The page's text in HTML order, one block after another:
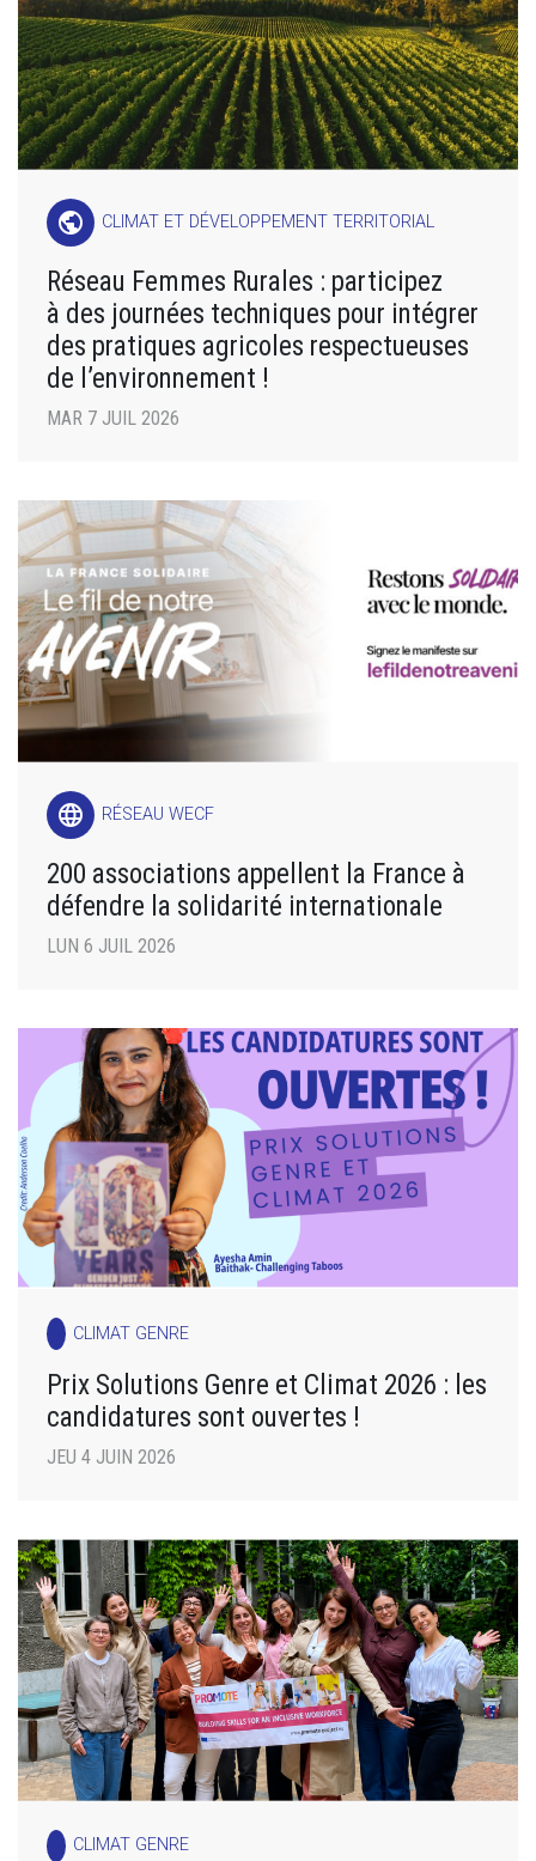
public CLIMAT ET DÉVELOPPEMENT TERRITORIAL
Réseau Femmes Rurales : participez
à des journées techniques pour intégrer
des pratiques agricoles respectueuses
de l’environnement !
MAR 7 JUIL 2026
language RÉSEAU WECF
200 associations appellent la France à
défendre la solidarité internationale
LUN 6 JUIL 2026
CLIMAT GENRE
Prix Solutions Genre et Climat 2026 : les
candidatures sont ouvertes !
JEU 4 JUIN 2026
CLIMAT GENRE